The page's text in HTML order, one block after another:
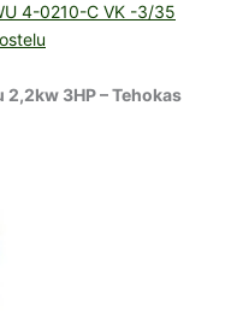
4-0210-C VK -3/35
3HP – Tehokas